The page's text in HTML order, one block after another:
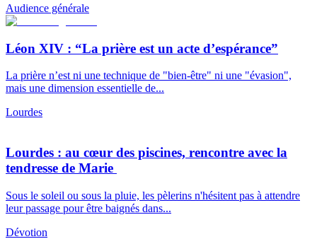
Audience générale
Léon XIV : “La prière est un acte d’espérance”
La prière n’est ni une technique de "bien-être" ni une "évasion",
mais une dimension essentielle de...
Lourdes
Lourdes : au cœur des piscines, rencontre avec la
tendresse de Marie
Sous le soleil ou sous la pluie, les pèlerins n'hésitent pas à attendre
leur passage pour être baignés dans...
Dévotion